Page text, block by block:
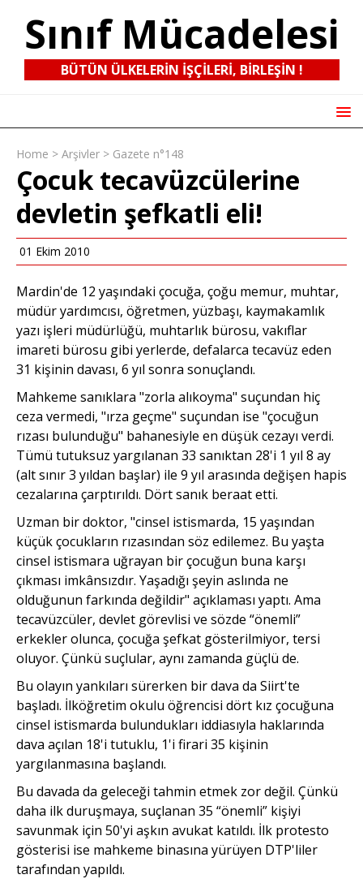
Sınıf Mücadelesi
BÜTÜN ÜLKELERIN IŞÇILERI, BIRLEŞIN !
Home > Arşivler > Gazete n°148
Çocuk tecavüzcülerine
devletin şefkatli eli!
01 Ekim 2010
Mardin'de 12 yaşındaki çocuğa, çoğu memur, muhtar,
müdür yardımcısı, öğretmen, yüzbaşı, kaymakamlık
yazı işleri müdürlüğü, muhtarlık bürosu, vakıflar
imareti bürosu gibi yerlerde, defalarca tecavüz eden
31 kişinin davası, 6 yıl sonra sonuçlandı.
Mahkeme sanıklara "zorla alıkoyma" suçundan hiç
ceza vermedi, "ırza geçme" suçundan ise "çocuğun
rızası bulunduğu" bahanesiyle en düşük cezayı verdi.
Tümü tutuksuz yargılanan 33 sanıktan 28'i 1 yıl 8 ay
(alt sınır 3 yıldan başlar) ile 9 yıl arasında değişen hapis
cezalarına çarptırıldı. Dört sanık beraat etti.
Uzman bir doktor, "cinsel istismarda, 15 yaşından
küçük çocukların rızasından söz edilemez. Bu yaşta
cinsel istismara uğrayan bir çocuğun buna karşı
çıkması imkânsızdır. Yaşadığı şeyin aslında ne
olduğunun farkında değildir" açıklaması yaptı. Ama
tecavüzcüler, devlet görevlisi ve sözde “önemli”
erkekler olunca, çocuğa şefkat gösterilmiyor, tersi
oluyor. Çünkü suçlular, aynı zamanda güçlü de.
Bu olayın yankıları sürerken bir dava da Siirt'te
başladı. İlköğretim okulu öğrencisi dört kız çocuğuna
cinsel istismarda bulundukları iddiasıyla haklarında
dava açılan 18'i tutuklu, 1'i firari 35 kişinin
yargılanmasına başlandı.
Bu davada da geleceği tahmin etmek zor değil. Çünkü
daha ilk duruşmaya, suçlanan 35 “önemli” kişiyi
savunmak için 50'yi aşkın avukat katıldı. İlk protesto
gösterisi ise mahkeme binasına yürüyen DTP'liler
tarafından yapıldı.